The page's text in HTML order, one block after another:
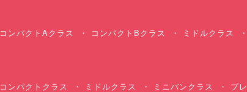
コンパクトAクラス コンパクトBクラス ミドルクラス
コンパクトクラス ミドルクラス ミニバンクラス プ